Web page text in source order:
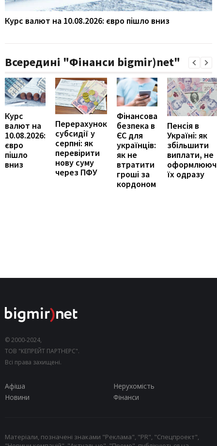
Курс валют на 10.08.2026: євро пішло вниз
Всередині "Фінанси bigmir)net"
Курс
валют на
10.08.2026:
євро
пішло
вниз
Перерахунок
субсидії у
серпні: як
перевірити
нову суму
через ПФУ
Фінансова
безпека в
ЄС для
українців:
як не
втратити
гроші за
кордоном
Пенсія в
Україні: як
збільшити
виплати, не
їх одразу
© 2000-2024,
ТОВ "КЕПРЕЙТ ПАРТНЕРС".
Всі права захищені.
Афіша
Нерухомість
Новини
Фінанси
Матеріали, позначені знаками "Реклама", "PR", "Спецпроект",